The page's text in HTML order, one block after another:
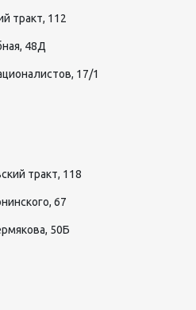
тракт, 112
48Д
17/1
тракт, 118
67
50Б